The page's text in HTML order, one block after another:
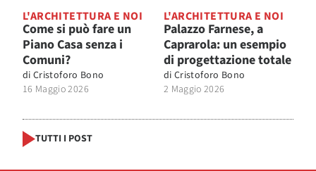
L'ARCHITETTURA E NOI
Come si può fare un
Piano Casa senza i
Comuni?
di Cristoforo Bono
16 Maggio 2026
L'ARCHITETTURA E NOI
Palazzo Farnese, a
Caprarola: un esempio
di progettazione totale
di Cristoforo Bono
2 Maggio 2026
TUTTI I POST